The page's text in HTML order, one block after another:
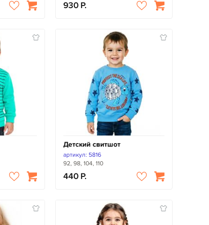
930
Детский свитшот
артикул: 5816
92, 98, 104, 110
440